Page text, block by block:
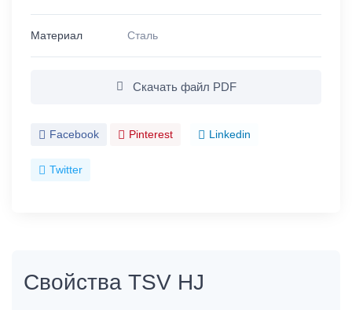
Материал Сталь
Скачать файл PDF
Facebook Pinterest Linkedin
Twitter
Свойства TSV HJ